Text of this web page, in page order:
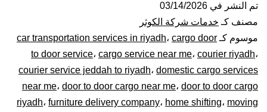
بالرياض|
–
تم النشر في 03/14/2026
مصنف كـ خدمات شركة الكوثر
موسوم كـ
car transportation services in riyadh، cargo door
to door service، cargo service near me، courier riyadh،
courier service jeddah to riyadh، domestic cargo services
near me، door to door cargo near me، door to door cargo
riyadh، furniture delivery company، home shifting، moving